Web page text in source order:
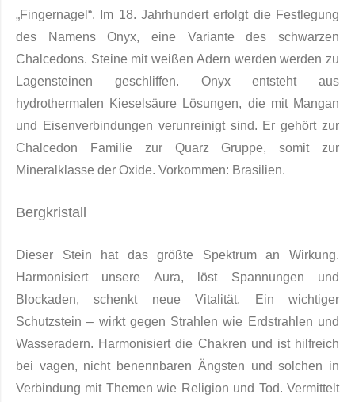
„Fingernagel“. Im 18. Jahrhundert erfolgt die Festlegung
des Namens Onyx, eine Variante des schwarzen
Chalcedons. Steine mit weißen Adern werden werden zu
Lagensteinen geschliffen. Onyx entsteht aus
hydrothermalen Kieselsäure Lösun­gen, die mit Mangan
und Eisenverbindungen verunreinigt sind. Er gehört zur
Chalce­don Familie zur Quarz Gruppe, somit zur
Mineralklasse der Oxide. Vorkommen: Brasilien.
Bergkristall
Dieser Stein hat das größte Spektrum an Wirkung.
Harmonisiert unsere Aura, löst Spannungen und
Blockaden, schenkt neue Vitalität. Ein wichtiger
Schutzstein – wirkt gegen Strahlen wie Erdstrahlen und
Wasseradern. Harmonisiert die Chakren und ist hilfreich
bei vagen, nicht benennbaren Ängsten und solchen in
Verbindung mit Themen wie Religion und Tod. Vermittelt